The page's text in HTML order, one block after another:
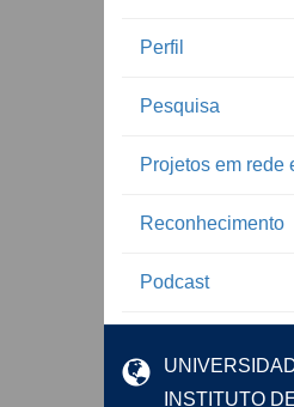
Perfil
Pesquisa
Projetos em rede
Reconhecimento
Podcast
INSTITUTO